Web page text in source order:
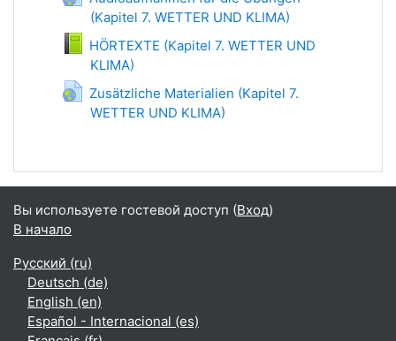
(Kapitel 7. WETTER UND KLIMA)Гиперссылка
HÖRTEXTE (Kapitel 7. WETTER UND
KLIMA)
Книга
Zusätzliche Materialien (Kapitel 7.
WETTER UND KLIMA)Гиперссылка
Вы используете гостевой доступ (Вход)
В начало
Русский ‎(ru)‎
Deutsch ‎(de)‎
English ‎(en)‎
Español - Internacional ‎(es)‎